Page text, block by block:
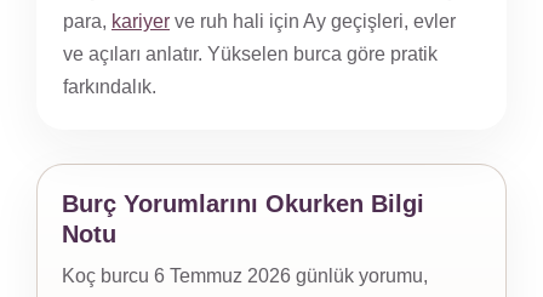
para, kariyer ve ruh hali için Ay geçişleri, evler
ve açıları anlatır. Yükselen burca göre pratik
farkındalık.
Burç Yorumlarını Okurken Bilgi
Notu
Koç burcu 6 Temmuz 2026 günlük yorumu,